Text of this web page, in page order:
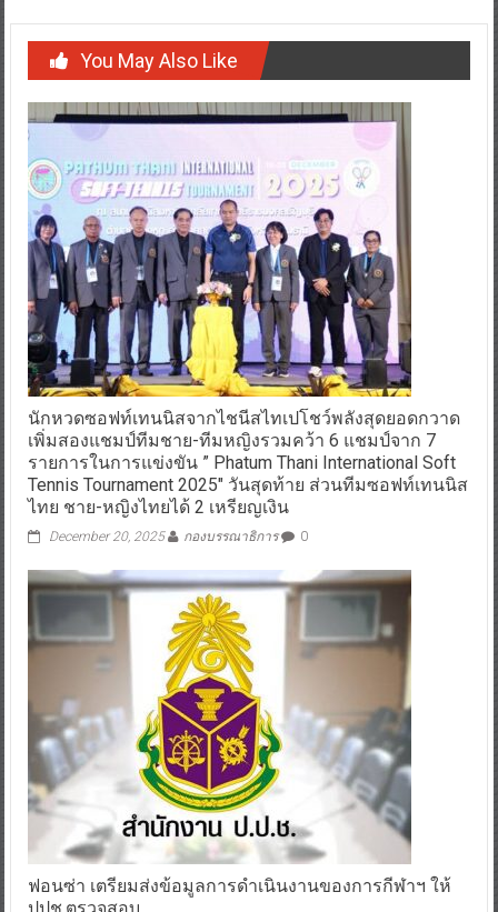
You May Also Like
นักหวดซอฟท์เทนนิสจากไชนีสไทเปโชว์พลังสุดยอดกวาด
เพิ่มสองแชมป์ทีมชาย-ทีมหญิงรวมคว้า 6 แชมป์จาก 7
รายการในการแข่งขัน ” Phatum Thani International Soft
Tennis Tournament 2025″ วันสุดท้าย ส่วนทีมซอฟท์เทนนิส
ไทย ชาย-หญิงไทยได้ 2 เหรียญเงิน
December 20, 2025 กองบรรณาธิการ 0
ฟอนซ่า เตรียมส่งข้อมูลการดำเนินงานของการกีฬาฯ ให้